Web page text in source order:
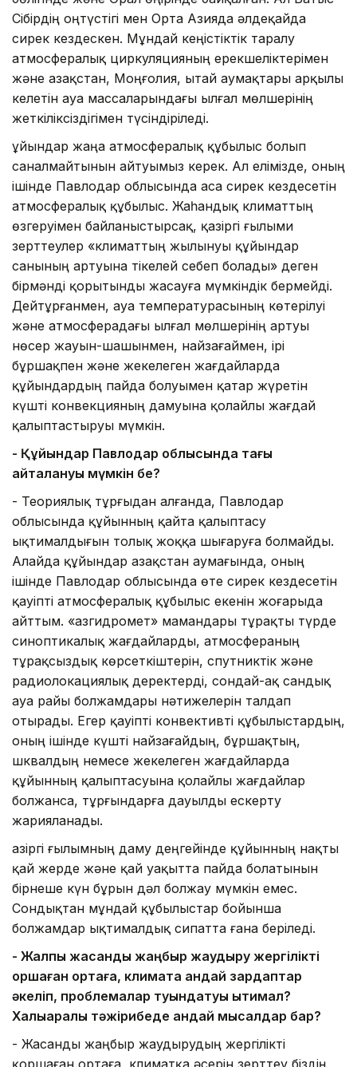
Сібірдің оңтүстігі мен Орта Азияда әлдеқайда
сирек кездескен. Мұндай кеңістіктік таралу
атмосфералық циркуляцияның ерекшеліктерімен
және Қазақстан, Моңғолия, Қытай аумақтары арқылы
келетін ауа массаларындағы ылғал мөлшерінің
жеткіліксіздігімен түсіндіріледі.
Құйындар жаңа атмосфералық құбылыс болып
саналмайтынын айтуымыз керек. Ал елімізде, оның
ішінде Павлодар облысында аса сирек кездесетін
атмосфералық құбылыс. Жаһандық климаттың
өзгеруімен байланыстырсақ, қазіргі ғылыми
зерттеулер «климаттың жылынуы құйындар
санының артуына тікелей себеп болады» деген
бірмәнді қорытынды жасауға мүмкіндік бермейді.
Дейтұрғанмен, ауа температурасының көтерілуі
және атмосферадағы ылғал мөлшерінің артуы
нөсер жауын-шашынмен, найзағаймен, ірі
бұршақпен және жекелеген жағдайларда
құйындардың пайда болуымен қатар жүретін
күшті конвекцияның дамуына қолайлы жағдай
қалыптастыруы мүмкін.
- Құйындар Павлодар облысында тағы
қайталануы мүмкін бе?
- Теориялық тұрғыдан алғанда, Павлодар
облысында құйынның қайта қалыптасу
ықтималдығын толық жоққа шығаруға болмайды.
Алайда құйындар Қазақстан аумағында, оның
ішінде Павлодар облысында өте сирек кездесетін
қауіпті атмосфералық құбылыс екенін жоғарыда
айттым. «Қазгидромет» мамандары тұрақты түрде
синоптикалық жағдайларды, атмосфераның
тұрақсыздық көрсеткіштерін, спутниктік және
радиолокациялық деректерді, сондай-ақ сандық
ауа райы болжамдары нәтижелерін талдап
отырады. Егер қауіпті конвективті құбылыстардың,
оның ішінде күшті найзағайдың, бұршақтың,
шквалдың немесе жекелеген жағдайларда
құйынның қалыптасуына қолайлы жағдайлар
болжанса, тұрғындарға дауылды ескерту
жарияланады.
Қазіргі ғылымның даму деңгейінде құйынның нақты
қай жерде және қай уақытта пайда болатынын
бірнеше күн бұрын дәл болжау мүмкін емес.
Сондықтан мұндай құбылыстар бойынша
болжамдар ықтималдық сипатта ғана беріледі.
- Жалпы жасанды жаңбыр жаудыру жергілікті
қоршаған ортаға, климатқа қандай зардаптар
әкеліп, проблемалар туындатуы ықтимал?
Халықаралық тәжірибеде қандай мысалдар бар?
- Жасанды жаңбыр жаудырудың жергілікті
қоршаған ортаға, климатқа әсерін зерттеу біздің